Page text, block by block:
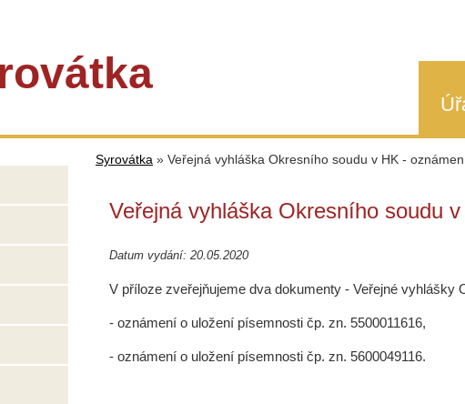
Syrovátka » Veřejná vyhláška Okresního soudu v HK -
Veřejná vyhláška Okresního soudu
Datum vydání: 20.05.2020
V příloze zveřejňujeme dva dokumenty - Veřejné vyhlášky
- oznámení o uložení písemnosti čp. zn. 5500011616,
- oznámení o uložení písemnosti čp. zn. 5600049116.